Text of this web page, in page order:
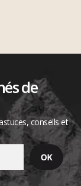
de
conseils et